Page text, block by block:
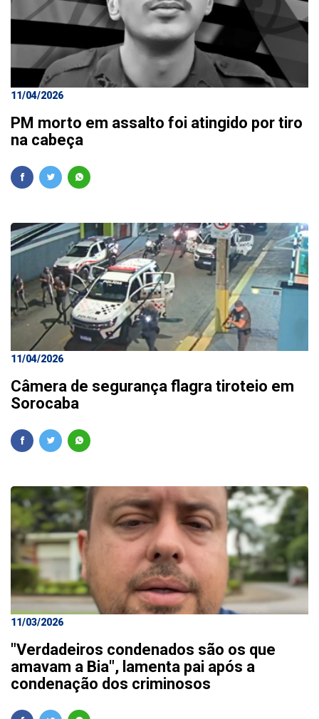
11/04/2026
PM morto em assalto foi atingido por tiro
na cabeça
11/04/2026
Câmera de segurança flagra tiroteio em
Sorocaba
11/03/2026
"Verdadeiros condenados são os que
amavam a Bia", lamenta pai após a
condenação dos criminosos